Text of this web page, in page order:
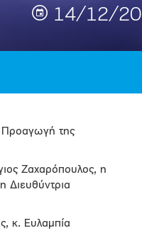
14/12/
Προαγωγή της
Ζαχαρόπουλος, η
Διευθύντρια
κ. Ευλαμπία